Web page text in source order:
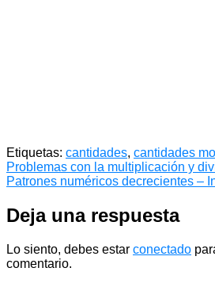
Etiquetas: cantidades, cantidades
Navegación
de
entradas
Problemas con la multiplicación y
Patrones numéricos decrecientes –
Deja una respuesta
Lo siento, debes estar conectado
comentario.